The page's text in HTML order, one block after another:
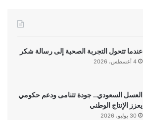
عندما تتحول التجربة الصحية إلى رسالة شكر
4 أغسطس، 2026
العسل السعودي.. جودة تتنامى ودعم حكومي
يعزز الإنتاج الوطني
30 يوليو، 2026